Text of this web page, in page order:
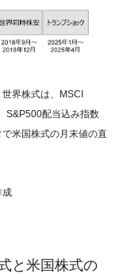
世界株式は、MSCI
S&P500配当込み指数
で米国株式の月末値の直
成
と米国株式の